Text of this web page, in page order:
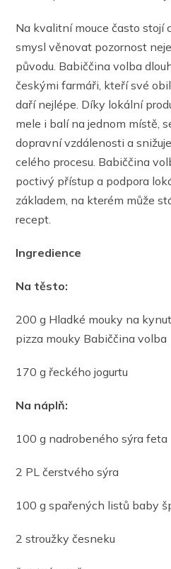
Na kvalitní mouce často stojí
smysl věnovat pozornost
původu. Babiččina volba
českými farmáři, kteří své
daří nejlépe. Díky lokální
mele i balí na jednom místě,
dopravní vzdálenosti a
celého procesu. Babiččina
poctivý přístup a podpora
základem, na kterém může
recept.
Ingredience
Na těsto:
200 g Hladké mouky na
pizza mouky Babiččina volba
170 g řeckého jogurtu
Na náplň:
100 g nadrobeného sýra feta
2 PL čerstvého sýra
100 g spařených listů baby
2 stroužky česneku